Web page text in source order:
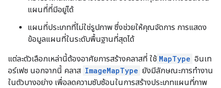
แผนที่ที่มีอยู่ได้
แผนที่ประเภทที่ไม่ใช่รูปภาพ ซึ่งช่วยให้คุณจัดการ การแสดง
ข้อมูลแผนที่ในระดับพื้นฐานที่สุดได้
แต่ละตัวเลือกเหล่านี้ต้องอาศัยการสร้างคลาสที่ ใช้ MapType อินเท
อร์เฟซ นอกจากนี้ คลาส ImageMapType ยังมีลักษณะการทำงาน
ในตัวบางอย่าง เพื่อลดความซับซ้อนในการสร้างประเภทแผนที่ภาพ